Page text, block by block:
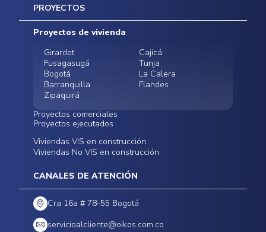
Inicio
Postventas
Contratación Directa
Noticias
PROYECTOS
Proyectos de vivienda
Girardot
Cajicá
Fusagasugá
Tunja
Bogotá
La Calera
Barranquilla
Flandes
Zipaquirá
Proyectos comerciales
Funza
Infinitum Zentral
Bodegas - ALMAX
Centro Comercial
Proyectos ejecutados
Conoce nuestros
proyectos ejecutados
Viviendas VIS en construcción
Viviendas No VIS en construcción
CANALES DE ATENCIÓN
Cra 16a # 78-55 Bogotá
servicioalcliente@oikos.com.co